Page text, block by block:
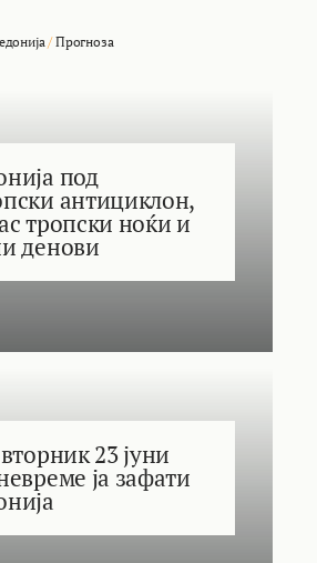
/Прогноза
под
антициклон,
тропски ноќи и
денови
23 јуни
ја зафати